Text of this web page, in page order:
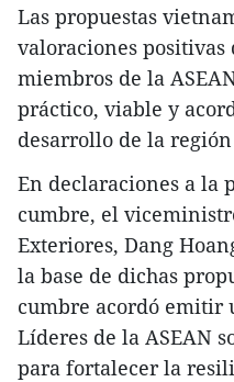
Las propuestas
valoraciones positivas
miembros de la
práctico, viable y
desarrollo de la
En declaraciones a la
cumbre, el
Exteriores, Dang
la base de dichas
cumbre acordó emitir
Líderes de la ASEAN
para fortalecer la